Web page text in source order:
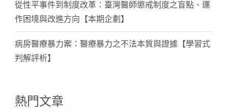
從性平事件到制度改革：臺灣醫師懲戒制度之盲點、運
作困境與改進方向【本期企劃】
病房醫療暴力案：醫療暴力之不法本質與證據【學習式
判解評析】
熱門文章